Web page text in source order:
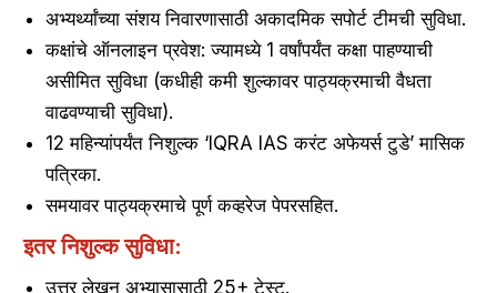
अभ्यर्थ्यांच्या संशय निवारणासाठी अकादमिक सपोर्ट टीमची सुविधा.
कक्षांचे ऑनलाइन प्रवेश: ज्यामध्ये 1 वर्षांपर्यंत कक्षा पाहण्याची
असीमित सुविधा (कधीही कमी शुल्कावर पाठ्यक्रमाची वैधता
वाढवण्याची सुविधा).
12 महिन्यांपर्यंत निशुल्क ‘IQRA IAS करंट अफेयर्स टुडे’ मासिक
पत्रिका.
समयावर पाठ्यक्रमाचे पूर्ण कव्हरेज पेपरसहित.
इतर निशुल्क सुविधा:
उत्तर लेखन अभ्यासासाठी 25+ टेस्ट.